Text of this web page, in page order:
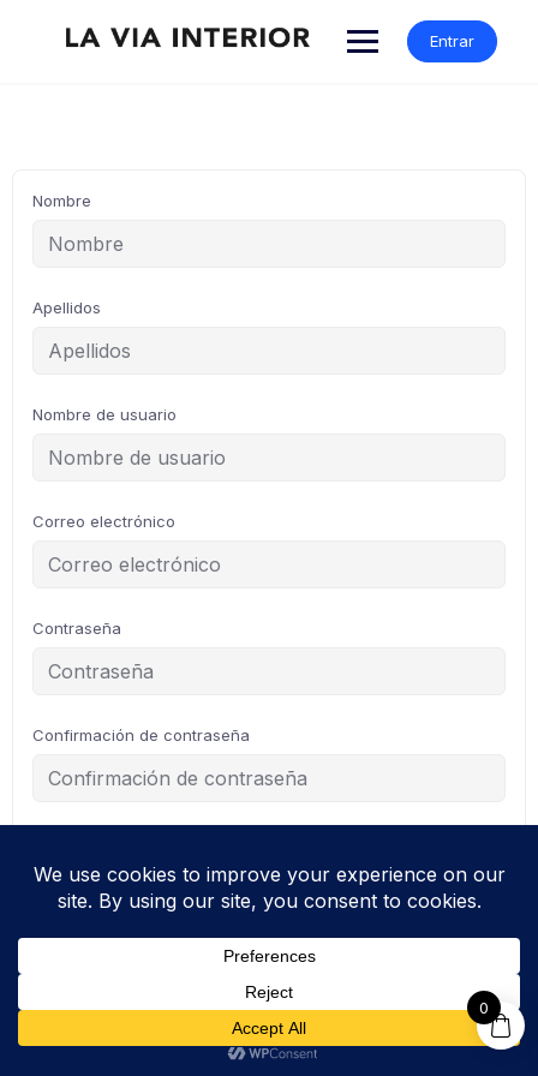
Entrar
Nombre
Apellidos
Nombre de usuario
Correo electrónico
Contraseña
Confirmación de contraseña
0